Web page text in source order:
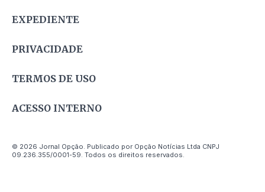
EXPEDIENTE
PRIVACIDADE
TERMOS DE USO
ACESSO INTERNO
© 2026 Jornal Opção. Publicado por Opção Notícias Ltda CNPJ
09.236.355/0001-59. Todos os direitos reservados.